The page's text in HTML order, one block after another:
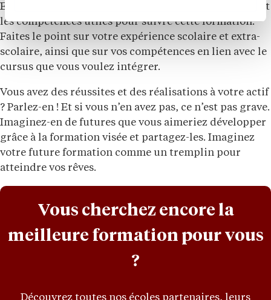
Enfin, faites le lien entre ce que vous savez déjà faire et
les compétences utiles pour suivre cette formation.
Faites le point sur votre expérience scolaire et extra-
scolaire, ainsi que sur vos compétences en lien avec le
cursus que vous voulez intégrer.
Vous avez des réussites et des réalisations à votre actif
? Parlez-en ! Et si vous n’en avez pas, ce n’est pas grave.
Imaginez-en de futures que vous aimeriez développer
grâce à la formation visée et partagez-les. Imaginez
votre future formation comme un tremplin pour
atteindre vos rêves.
Vous cherchez encore la
meilleure formation pour vous
?
Découvrez toutes nos écoles partenaires, leurs